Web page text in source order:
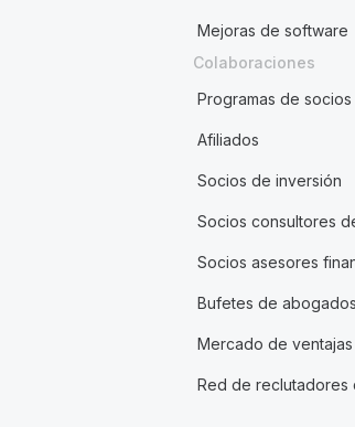
Mejoras de software
Colaboraciones
Programas de socios
Afiliados
Socios de inversión
Socios consultores
Socios asesores
Bufetes de
Mercado de
Red de reclutadores